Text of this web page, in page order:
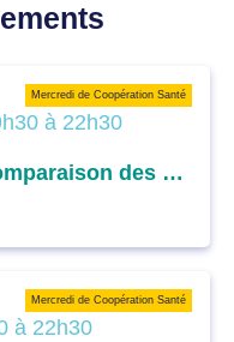
à 22h30
Mercredi de Coopération Santé
Benchmark européen : comparaison des différents systèmes de santé européens dans l’accès aux soins
à 22h30
Mercredi de Coopération Santé